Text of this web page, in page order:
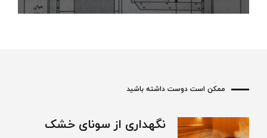
ممکن است دوست داشته باشید
نگهداری از سونای خشک